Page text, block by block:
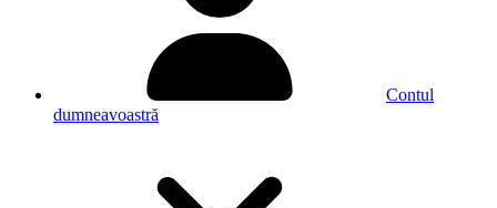
Contul
dumneavoastră